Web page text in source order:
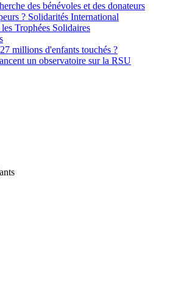
des bénévoles et des donateurs
? Solidarités International
Trophées Solidaires
millions d'enfants touchés ?
un observatoire sur la RSU